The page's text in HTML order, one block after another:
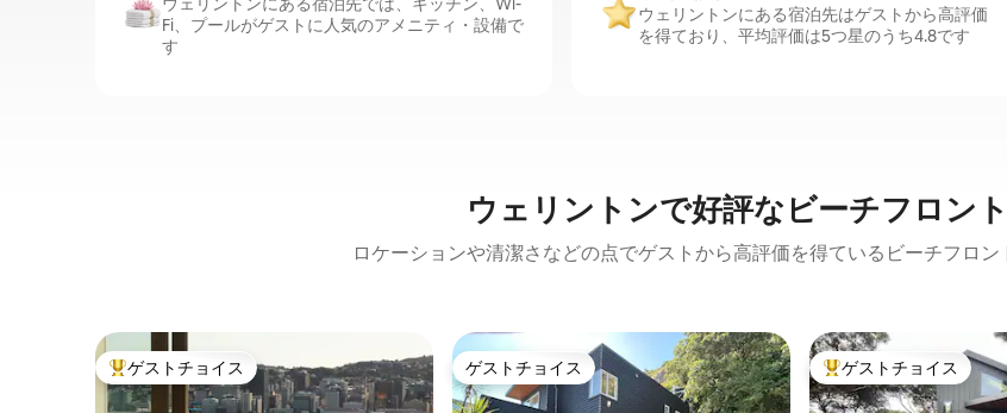
Fi、プールがゲストに人気のアメニティ・設備で
す
ウェリントンにある宿泊先はゲストから高評価
を得ており、平均評価は5つ星のうち4.8です
ウェリントンで好評なビーチフロン
ロケーションや清潔さなどの点でゲストから高評価を得ているビーチフロ
大好評のゲストチョイスです。
ゲストチョイス ゲストチョイス
ゲストチョイス 大好評のゲストチョイ
ゲストチョイス